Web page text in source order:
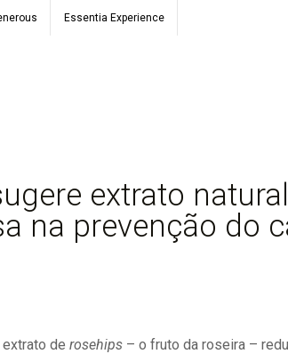
Essentia Experience
extrato
na prevenção do
de rosehips– o fruto da roseira –